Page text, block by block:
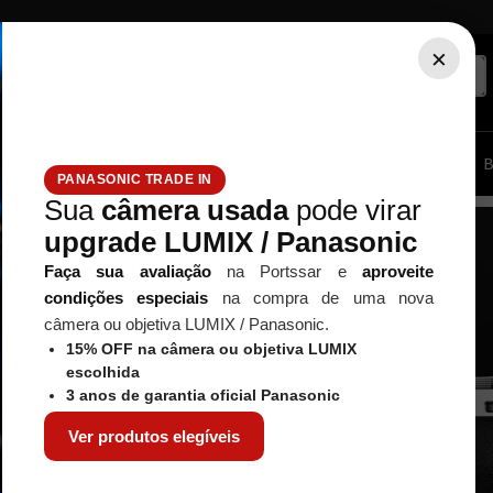
×
PANASONIC TRADE IN
Sua câmera usadapode virar
upgrade LUMIX / Panasonic
Faça sua avaliaçãona Portssar eaproveite
condições especiais na compra de uma nova
câmera ou objetiva LUMIX / Panasonic.
15% OFF na câmera ou objetiva LUMIX
escolhida
3 anos de garantia oficial Panasonic
Ver produtos elegíveis
Tripé / Monopé Estúdio / Iluminação